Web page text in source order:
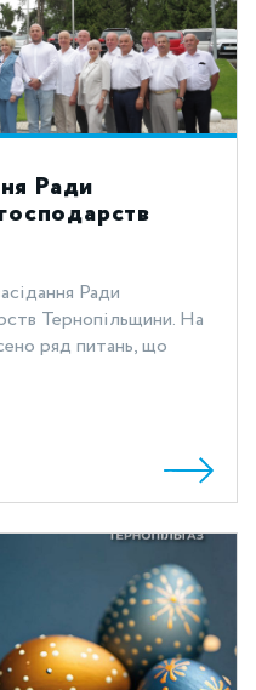
Ради
Ради
Тернопільщини. На
ряд питань, що